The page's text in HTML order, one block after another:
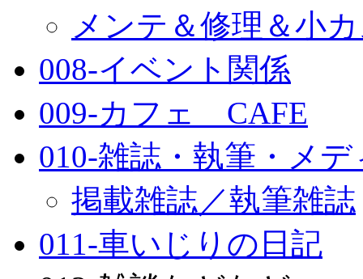
メンテ＆修理＆小
008-イベント関係
009-カフェ CAFE
010-雑誌・執筆・メ
掲載雑誌／執筆雑誌
011-車いじりの日記